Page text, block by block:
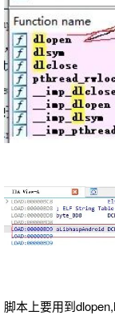
脚本上要用到